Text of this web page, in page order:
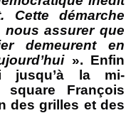
démarche
assurer que
demeurent en
». Enfin
jusqu’à la mi-
François
des grilles et des